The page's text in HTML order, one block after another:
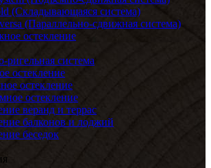
(Складывающаяся система)
(Параллельно-сдвижная система)
остекление
ригельная система
остекление
остекление
остекление
веранд и террас
балконов и лоджий
беседок